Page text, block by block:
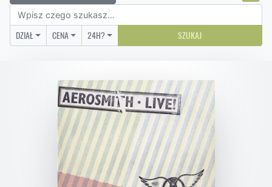
DZIAŁ CENA 24H? SZUKAJ